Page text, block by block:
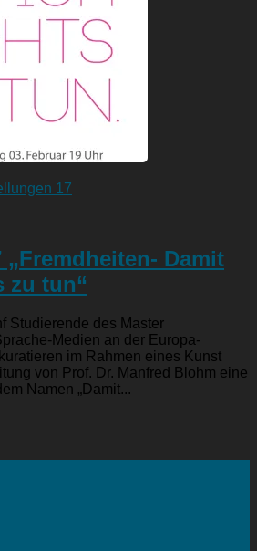
17
„Fremdheiten- Damit
zu tun“
Studierende des Master
Medien an der Europa-
im Rahmen eines Kunst
von Prof. Dr. Manfred Blohm eine
Namen „Damit...